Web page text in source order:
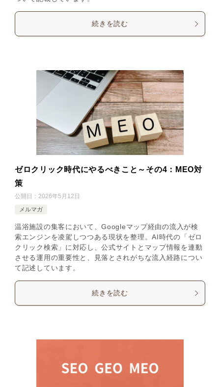
続きを読む
ゼロクリック時代にやるべきこと～その4：MEO対
策
公開日： 2026年5月12日
メルマガ
温浴施設の集客において、Googleマップ経由の流入が検
索エンジンを凌駕しつつある現状を整理。AI時代の「ゼロ
クリック検索」に対応し、公式サイトとマップ情報を連動
させる運用の重要性と、見落とされがちな流入経路につい
て記述しています。
続きを読む